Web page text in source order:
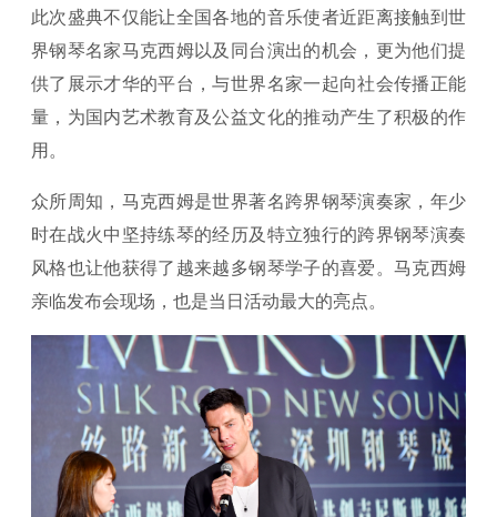
此次盛典不仅能让全国各地的音乐使者近距离接触到世
界钢琴名家马克西姆以及同台演出的机会，更为他们提
供了展示才华的平台，与世界名家一起向社会传播正能
量，为国内艺术教育及公益文化的推动产生了积极的作
用。
众所周知，马克西姆是世界著名跨界钢琴演奏家，年少
时在战火中坚持练琴的经历及特立独行的跨界钢琴演奏
风格也让他获得了越来越多钢琴学子的喜爱。马克西姆
亲临发布会现场，也是当日活动最大的亮点。